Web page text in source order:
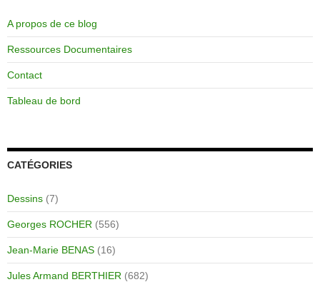
A propos de ce blog
Ressources Documentaires
Contact
Tableau de bord
CATÉGORIES
Dessins (7)
Georges ROCHER (556)
Jean-Marie BENAS (16)
Jules Armand BERTHIER (682)